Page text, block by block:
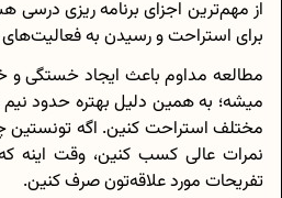
از مهم‌ترین اجزای برنامه ریزی درسی
برای استراحت و رسیدن به فعالیت‌های
مطالعه مداوم باعث ایجاد خستگی و
میشه؛ به همین دلیل بهتره حدود
مختلف استراحت کنین. اگه
نمرات عالی کسب کنین، وقت اینه
تفریحات مورد علاقه‌تون صرف کنین.